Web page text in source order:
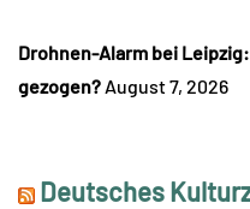
Drohnen-Alarm bei
gezogen? August 7, 2026
Deutsches